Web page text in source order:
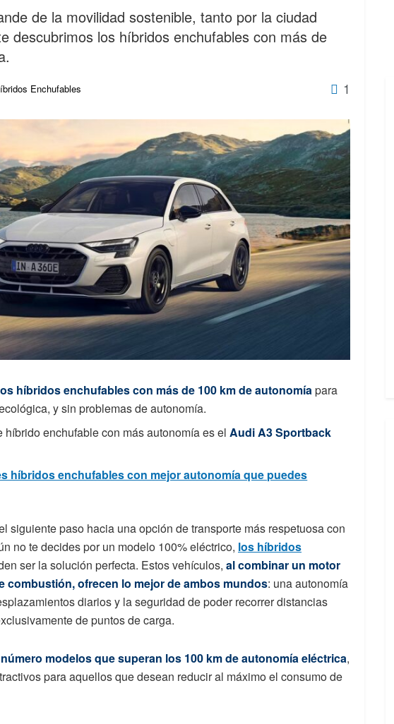
de la movilidad sostenible, tanto por la ciudad
descubrimos los híbridos enchufables con más de
Enchufables 1
híbridos enchufables con más de 100 km de autonomíapara
y sin problemas de autonomía.
híbrido enchufable con más autonomía es elAudi A3 Sportback
híbridos enchufables con mejor autonomía que puedes
siguiente paso hacia una opción de transporte más respetuosa con
no te decides por un modelo 100% eléctrico, los híbridos
ser la solución perfecta. Estos vehículos, al combinar un motor
combustión, ofrecen lo mejor de ambos mundos: una autonomía
diarios y la seguridad de poder recorrer distancias
de puntos de carga.
modelos que superan los 100 km de autonomía eléctrica,
para aquellos que desean reducir al máximo el consumo de